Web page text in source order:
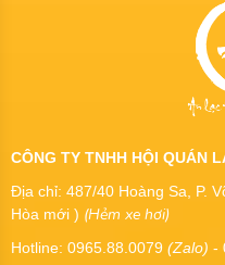
CÔNG TY TNHH HỘI QUÁN
Địa chỉ: 487/40 Hoàng Sa, P.
Hòa mới ) (Hẻm xe hơi)
Hotline: 0965.88.0079 (Zalo) -